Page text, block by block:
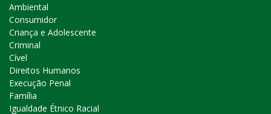
Ambiental
Consumidor
Criança e Adolescente
Criminal
Cível
Direitos Humanos
Execução Penal
Família
Igualdade Étnico Racial